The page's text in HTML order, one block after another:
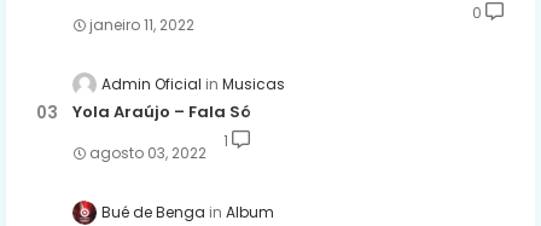
janeiro 11, 2022
0
Admin Oficial Musicas
Yola Araújo – Fala Só
agosto 03, 2022
1
Bué de Benga Album